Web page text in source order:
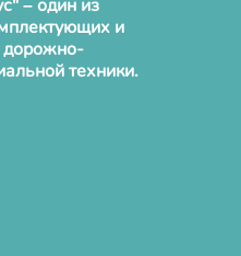
– один из
и
дорожно-
техники.